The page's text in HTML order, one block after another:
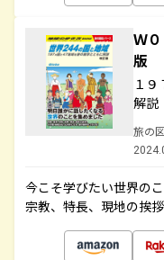
Ｗ
版
１
解説
旅の
今こそ学びたい世界の
宗教、特長、現地の挨